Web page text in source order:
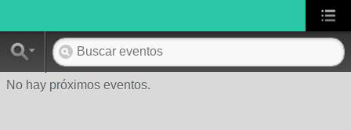
No hay próximos eventos.